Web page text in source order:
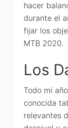
hacer
durante el
fijar los
MTB 2020.
Los
Todo mi
conocida
relevantes